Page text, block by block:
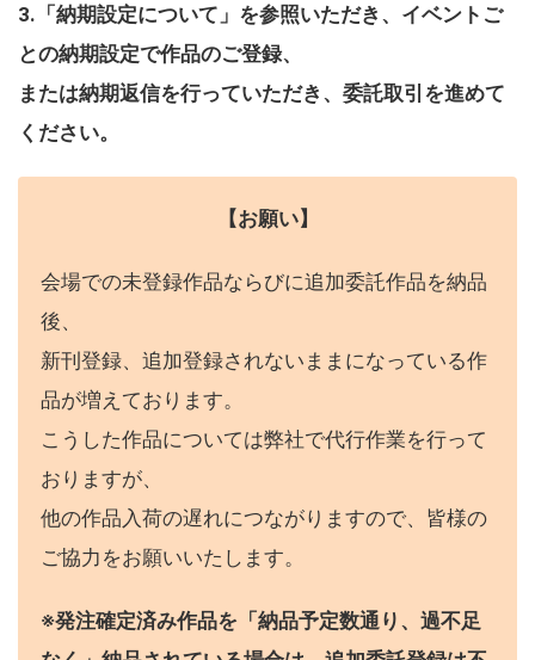
3.「納期設定について」を参照いただき、イベントご
との納期設定で作品のご登録、
または納期返信を行っていただき、委託取引を進めて
ください。
【お願い】
会場での未登録作品ならびに追加委託作品を納品
後、
新刊登録、追加登録されないままになっている作
品が増えております。
こうした作品については弊社で代行作業を行って
おりますが、
他の作品入荷の遅れにつながりますので、皆様の
ご協力をお願いいたします。
※発注確定済み作品を「納品予定数通り、過不足